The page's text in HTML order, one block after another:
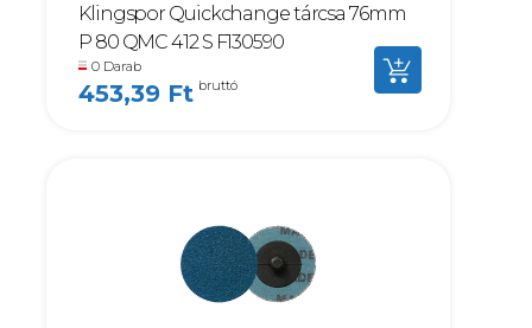
Klingspor Quickchange tárcsa 76mm
P 80 QMC 412 S F130590
0 Darab
453,39 Ft bruttó